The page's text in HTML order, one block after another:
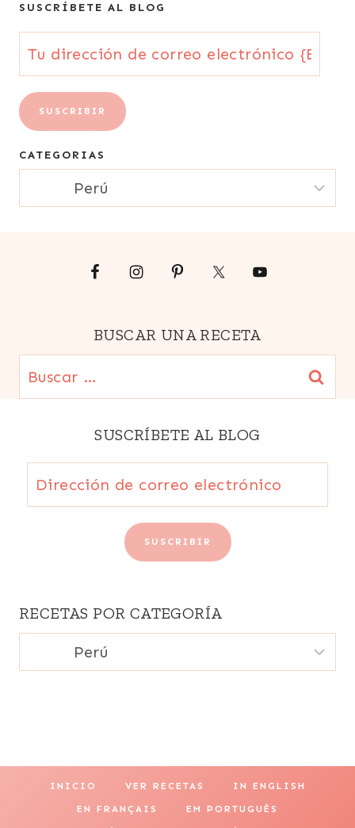
SUSCRÍBETE AL BLOG
Tu
dirección
de
correo
electrónico
{Email}
SUSCRIBIR
CATEGORIAS
CATEGORIAS
BUSCAR UNA RECETA
Buscar:
SUSCRÍBETE AL BLOG
Dirección
de
SUSCRIBIR
RECETAS POR CATEGORÍA
Recetas
INICIO VER RECETAS IN ENGLISH
EN FRANÇAIS EM PORTUGUÊS